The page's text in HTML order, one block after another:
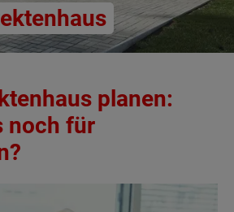
planen:
noch für